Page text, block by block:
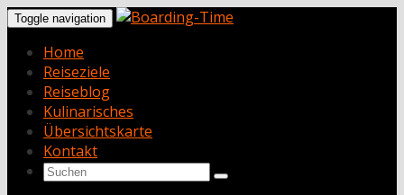
Toggle navigation
Home
Reiseziele
Reiseblog
Kulinarisches
Übersichtskarte
Kontakt